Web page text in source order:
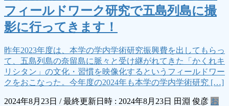
フィールドワーク研究で五島列島に撮
影に行ってきます！
昨年2023年度は、本学の学内学術研究振興費を出してもらっ
て、五島列島の奈留島に脈々と受け継がれてきた「かくれキ
リシタン」の文化・習慣を映像化するというフィールドワー
クをおこなった。今年度の2024年も本学の学内学術研究 […]
2024年8月23日 / 最終更新日時 : 2024年8月23日 田淵 俊彦 お